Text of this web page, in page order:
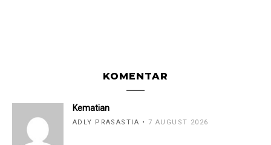
KOMENTAR
Kematian
ADLY PRASASTIA 7 AUGUST 2026